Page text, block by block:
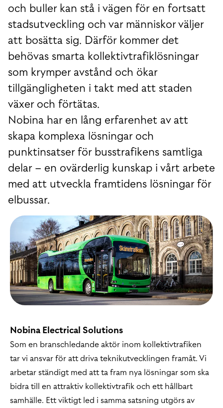
och buller kan stå i vägen för en fortsatt
stadsutveckling och var människor väljer
att bosätta sig. Därför kommer det
behövas smarta kollektivtrafiklösningar
som krymper avstånd och ökar
tillgängligheten i takt med att staden
växer och förtätas.
Nobina har en lång erfarenhet av att
skapa komplexa lösningar och
punktinsatser för busstrafikens samtliga
delar – en ovärderlig kunskap i vårt arbete
med att utveckla framtidens lösningar för
elbussar.
Nobina Electrical Solutions
Som en branschledande aktör inom kollektivtrafiken
tar vi ansvar för att driva teknikutvecklingen framåt. Vi
arbetar ständigt med att ta fram nya lösningar som ska
bidra till en attraktiv kollektivtrafik och ett hållbart
samhälle. Ett viktigt led i samma satsning utgörs av